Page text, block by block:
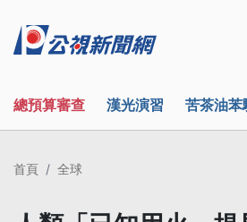
總預算審查 漢光演習 苦茶油苯
首頁 全球